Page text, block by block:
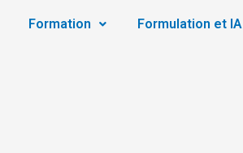
Formation Formulation et IA